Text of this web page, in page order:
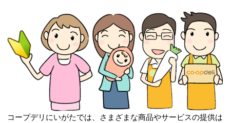
コープデリにいがたでは、さまざまな商品やサービスの提供は